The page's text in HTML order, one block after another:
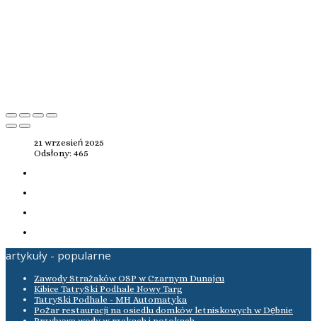
21 wrzesień 2025
Odsłony: 465
artykuły - popularne
Zawody Strażaków OSP w Czarnym Dunajcu
Kibice TatrySki Podhale Nowy Targ
TatrySki Podhale - MH Automatyka
Pożar restauracji na osiedlu domków letniskowych w Dębnie